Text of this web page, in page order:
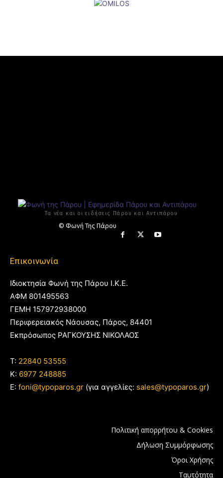
Τα νέα και οι ειδήσεις Πάρου και Αντιπάρου
© Φωνή Της Πάρου
Επικοινωνία
Ιδιοκτησία Φωνή της Πάρου Ι.Κ.Ε.
ΑΦΜ 801495563
ΓΕΜΗ 157972938000
Περιφερειακός Νάουσας, Πάρος, 84401
Εκπρόσωπος ΡΑΓΚΟΥΣΗΣ ΝΙΚΟΛΑΟΣ
T: 22840 53555
Κ: 6977 248885
E: foni@typoparos.gr (για αγγελίες: sales@typoparos.gr)
Πολιτική απορρήτου & Cookies
Δήλωση Συμμόρφωσης
Όροι Χρήσης
Ταυτότητα